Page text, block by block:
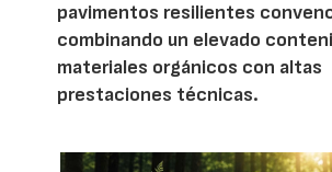
pavimentos resilientes
combinando un elevado
materiales orgánicos con altas
prestaciones técnicas.